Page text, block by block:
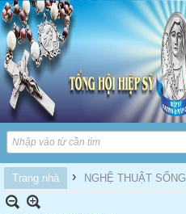
Trang nhà › NGHỆ THUẬT SỐNG